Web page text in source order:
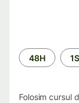
Perioada
48H 1S
Folosim cursul